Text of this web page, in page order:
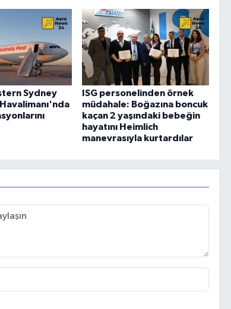
Sydney
ISG personelinden örnek
müdahale: Boğazına boncuk
kaçan 2 yaşındaki bebeğin
hayatını Heimlich
manevrasıyla kurtardılar